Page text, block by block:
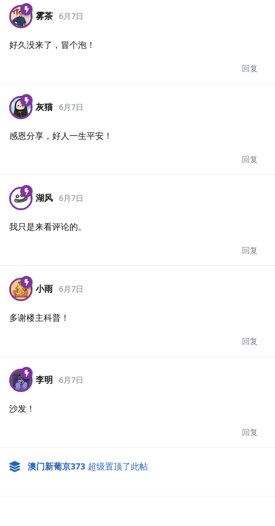
雾茶 6月7日
好久没来了，冒个泡！
回复
灰猫 6月7日
感恩分享，好人一生平安！
回复
湖风 6月7日
我只是来看评论的。
回复
小雨 6月7日
多谢楼主科普！
回复
李明 6月7日
沙发！
回复
澳门新葡京373 超级置顶了此帖